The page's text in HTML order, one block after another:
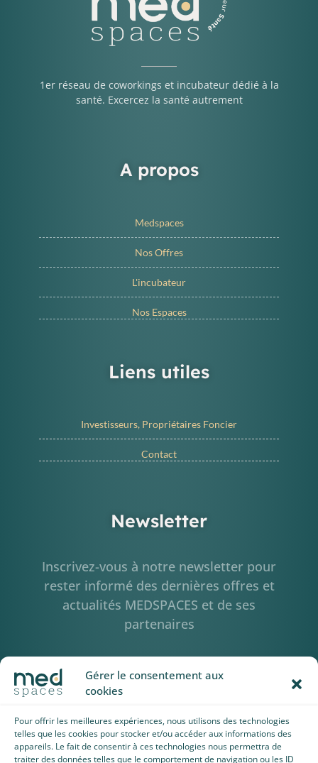
Gérer le consentement aux
cookies
Pour offrir les meilleures expériences, nous utilisons des technologies
telles que les cookies pour stocker et/ou accéder aux informations des
appareils. Le fait de consentir à ces technologies nous permettra de
traiter des données telles que le comportement de navigation ou les ID
1er réseau de coworkings et incubateur dédié à la
santé. Excercez la santé autrement
A propos
Medspaces
Nos Offres
L'incubateur
Nos Espaces
Liens utiles
Investisseurs, Propriétaires Foncier
Contact
Newsletter
Inscrivez-vous à notre newsletter pour
rester informé des dernières offres et
actualités MEDSPACES et de ses
partenaires